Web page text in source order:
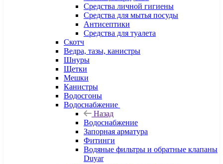
Средства личной гигиены
Средства для мытья посуды
Антисептики
Средства для туалета
Скотч
Ведра, тазы, канистры
Шнуры
Щетки
Мешки
Канистры
Водосгоны
Водоснабжение
Назад
Водоснабжение
Запорная арматура
Фитинги
Водяные фильтры и обратные клапаны
Duyar